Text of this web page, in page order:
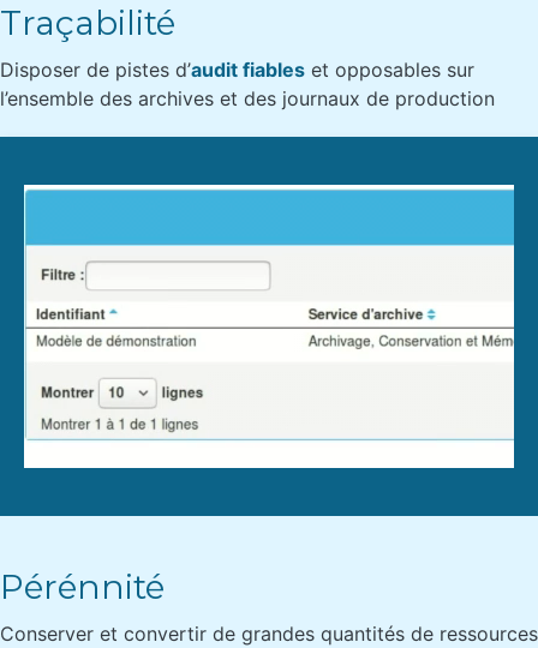
Traçabilité
Disposer de pistes d’audit fiables et opposables sur
l’ensemble des archives et des journaux de production​
Pérénnité
Conserver et convertir de grandes quantités de ressources